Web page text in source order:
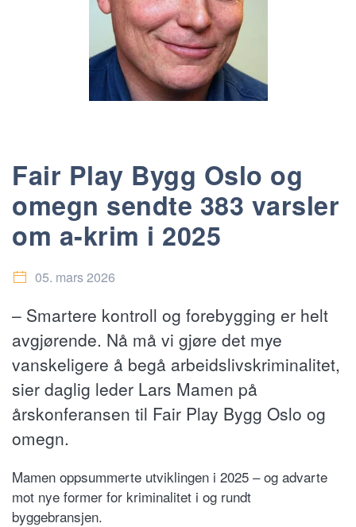
Fair Play Bygg Oslo og
omegn sendte 383 varsler
om a-krim i 2025
05. mars 2026
– Smartere kontroll og forebygging er helt
avgjørende. Nå må vi gjøre det mye
vanskeligere å begå arbeidslivskriminalitet,
sier daglig leder Lars Mamen på
årskonferansen til Fair Play Bygg Oslo og
omegn.
Mamen oppsummerte utviklingen i 2025 – og advarte
mot nye former for kriminalitet i og rundt
byggebransjen.